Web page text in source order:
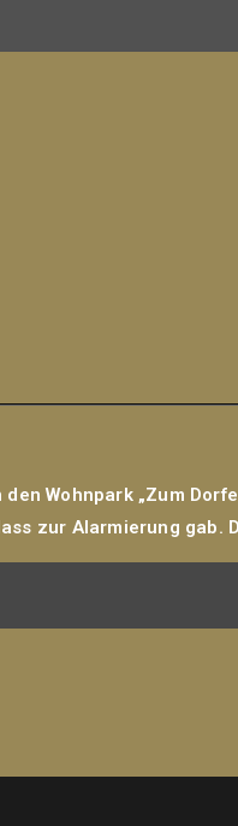
Wohnpark „Zum
zur Alarmierung